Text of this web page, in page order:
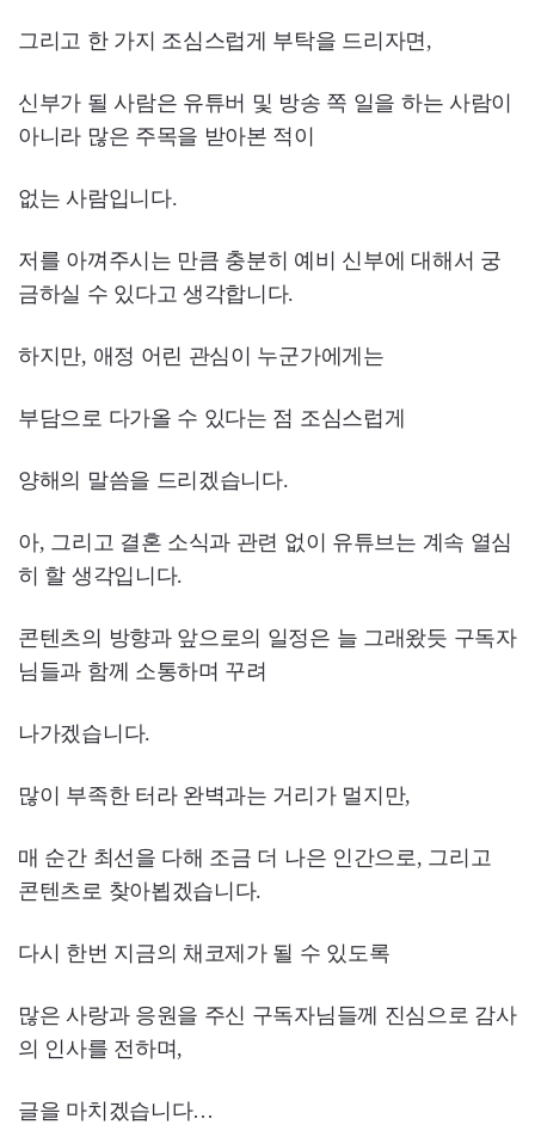
그리고 한 가지 조심스럽게 부탁을 드리자면,
신부가 될 사람은 유튜버 및 방송 쪽 일을 하는 사람이
아니라 많은 주목을 받아본 적이
없는 사람입니다.
저를 아껴주시는 만큼 충분히 예비 신부에 대해서 궁
금하실 수 있다고 생각합니다.
하지만, 애정 어린 관심이 누군가에게는
부담으로 다가올 수 있다는 점 조심스럽게
양해의 말씀을 드리겠습니다.
아, 그리고 결혼 소식과 관련 없이 유튜브는 계속 열심
히 할 생각입니다.
콘텐츠의 방향과 앞으로의 일정은 늘 그래왔듯 구독자
님들과 함께 소통하며 꾸려
나가겠습니다.
많이 부족한 터라 완벽과는 거리가 멀지만,
매 순간 최선을 다해 조금 더 나은 인간으로, 그리고
콘텐츠로 찾아뵙겠습니다.
다시 한번 지금의 채코제가 될 수 있도록
많은 사랑과 응원을 주신 구독자님들께 진심으로 감사
의 인사를 전하며,
글을 마치겠습니다…